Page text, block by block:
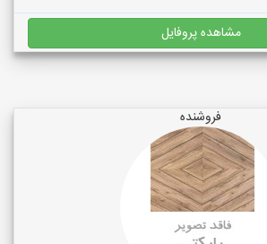
مشاهده پروفایل
فروشنده